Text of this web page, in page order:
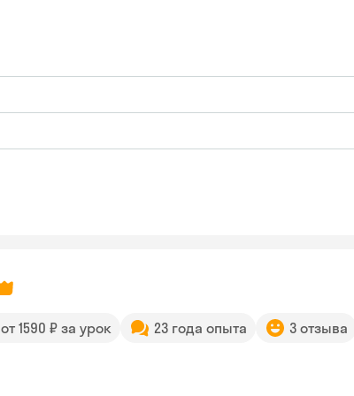
от 1590 ₽ за урок 23 года опыта 3 отзыва